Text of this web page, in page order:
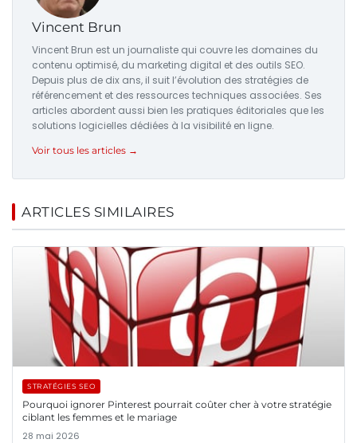
Vincent Brun
Vincent Brun est un journaliste qui couvre les domaines du
contenu optimisé, du marketing digital et des outils SEO.
Depuis plus de dix ans, il suit l’évolution des stratégies de
référencement et des ressources techniques associées. Ses
articles abordent aussi bien les pratiques éditoriales que les
solutions logicielles dédiées à la visibilité en ligne.
Voir tous les articles →
ARTICLES SIMILAIRES
STRATÉGIES SEO
Pourquoi ignorer Pinterest pourrait coûter cher à votre stratégie
ciblant les femmes et le mariage
28 mai 2026